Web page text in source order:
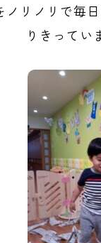
ノリノリで毎
りきってい